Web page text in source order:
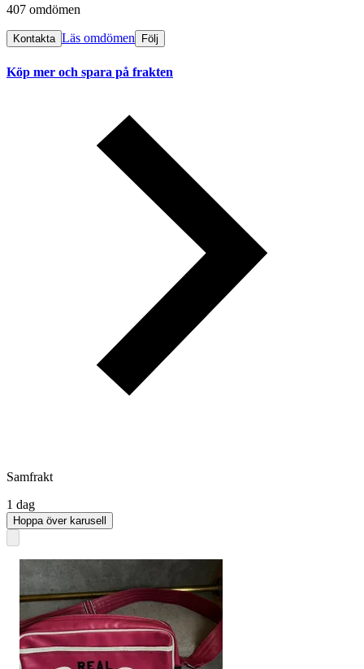
407 omdömen
Kontakta Läs omdömen Följ
Köp mer och spara på frakten
Samfrakt
1 dag
Hoppa över karusell